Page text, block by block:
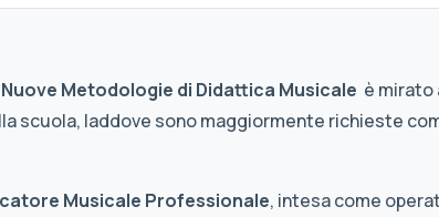
Metodologie di Didattica Musicale è mirato
scuola, laddove sono maggiormente richieste
Musicale Professionale, intesa come